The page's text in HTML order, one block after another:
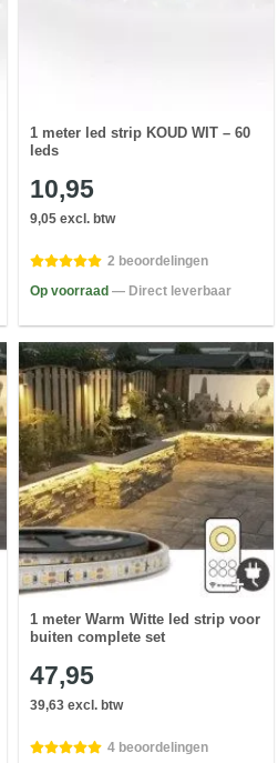
1 meter led strip KOUD WIT – 60
leds
10,95
9,05 excl. btw
2 beoordelingen
Op voorraad — Direct leverbaar
1 meter Warm Witte led strip voor
buiten complete set
47,95
39,63 excl. btw
4 beoordelingen